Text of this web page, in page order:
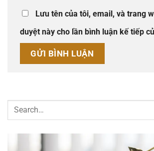
Lưu tên của tôi, email, và trang
duyệt này cho lần bình luận kế tiếp